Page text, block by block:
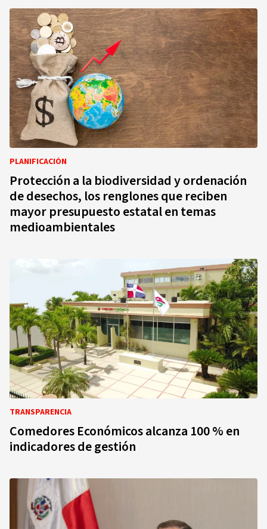
PLANIFICACIÓN
Protección a la biodiversidad y ordenación
de desechos, los renglones que reciben
mayor presupuesto estatal en temas
medioambientales
TRANSPARENCIA
Comedores Económicos alcanza 100 % en
indicadores de gestión